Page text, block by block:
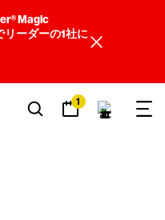
Magic
ーダーの1社に
1